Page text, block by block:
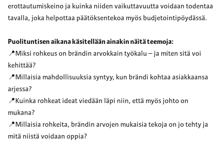
erottautumiskeino ja kuinka niiden vaikuttavuutta voidaan todentaa
tavalla, joka helpottaa päätöksentekoa myös budjetointipöydässä.
Puolituntisen aikana käsitellään ainakin näitä teemoja:
📍Miksi rohkeus on brändin arvokkain työkalu – ja miten sitä voi
kehittää?
📍Millaisia mahdollisuuksia syntyy, kun brändi kohtaa asiakkaansa
arjessa?
📍Kuinka rohkeat ideat viedään läpi niin, että myös johto on
mukana?
📍Millaisia rohkeita, brändin arvojen mukaisia tekoja on jo tehty ja
mitä niistä voidaan oppia?